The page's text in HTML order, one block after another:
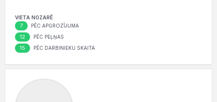
VIETA NOZARĒ
7 PĒC APGROZĪJUMA
12 PĒC PEĻŅAS
15 PĒC DARBINIEKU SKAITA